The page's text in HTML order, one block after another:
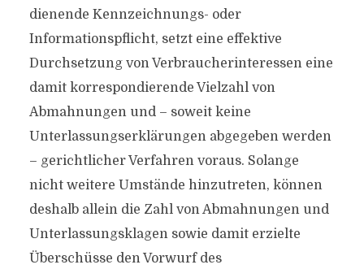
dienende Kennzeichnungs- oder
Informationspflicht, setzt eine effektive
Durchsetzung von Verbraucherinteressen eine
damit korrespondierende Vielzahl von
Abmahnungen und – soweit keine
Unterlassungserklärungen abgegeben werden
– gerichtlicher Verfahren voraus. Solange
nicht weitere Umstände hinzutreten, können
deshalb allein die Zahl von Abmahnungen und
Unterlassungsklagen sowie damit erzielte
Überschüsse den Vorwurf des